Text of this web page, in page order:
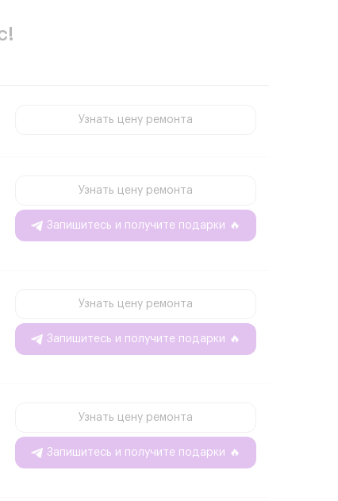
Узнать цену ремонта
Узнать цену ремонта
Запишитесь и получите подарки 🔥
Узнать цену ремонта
Запишитесь и получите подарки 🔥
Узнать цену ремонта
Запишитесь и получите подарки 🔥